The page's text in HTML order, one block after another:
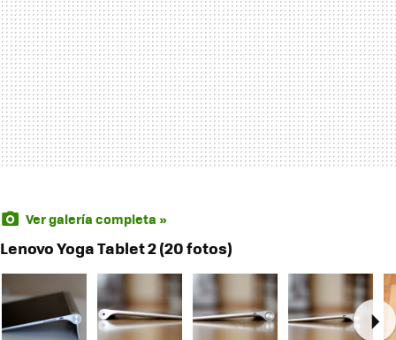
Ver galería completa »
Lenovo Yoga Tablet 2 (20 fotos)